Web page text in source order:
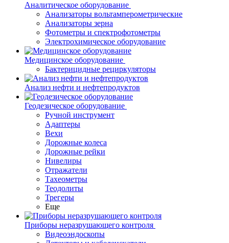
Аналитическое оборудование
Анализаторы вольтамперометрические
Анализаторы зерна
Фотометры и спектрофотометры
Электрохимическое оборудование
Медицинское оборудование
Бактерицидные рециркуляторы
Анализ нефти и нефтепродуктов
Геодезическое оборудование
Ручной инструмент
Адаптеры
Вехи
Дорожные колеса
Дорожные рейки
Нивелиры
Отражатели
Тахеометры
Теодолиты
Трегеры
Еще
Приборы неразрушающего контроля
Видеоэндоскопы